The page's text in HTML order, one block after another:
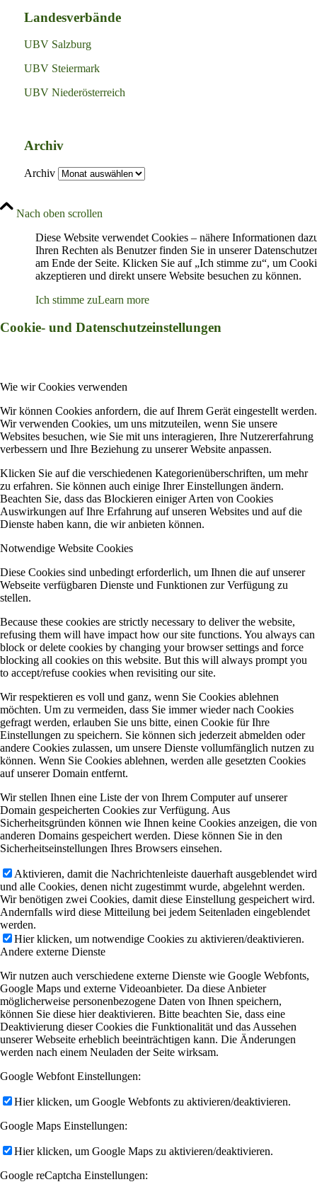
Landesverbände
UBV Salzburg
UBV Steiermark
UBV Niederösterreich
Archiv
Archiv
Nach oben scrollen
Diese Website verwendet Cookies – nähere Informationen
Ihren Rechten als Benutzer finden Sie in unserer
am Ende der Seite. Klicken Sie auf „Ich stimme zu“, um
akzeptieren und direkt unsere Website besuchen zu können.
Ich stimme zuLearn more
Cookie- und Datenschutzeinstellungen
Wie wir Cookies verwenden
Wir können Cookies anfordern, die auf Ihrem Gerät eingestellt werden.
Wir verwenden Cookies, um uns mitzuteilen, wenn Sie unsere
Websites besuchen, wie Sie mit uns interagieren, Ihre Nutzererfahrung
verbessern und Ihre Beziehung zu unserer Website anpassen.
Klicken Sie auf die verschiedenen Kategorienüberschriften, um mehr
zu erfahren. Sie können auch einige Ihrer Einstellungen ändern.
Beachten Sie, dass das Blockieren einiger Arten von Cookies
Auswirkungen auf Ihre Erfahrung auf unseren Websites und auf die
Dienste haben kann, die wir anbieten können.
Notwendige Website Cookies
Diese Cookies sind unbedingt erforderlich, um Ihnen die auf unserer
Webseite verfügbaren Dienste und Funktionen zur Verfügung zu
stellen.
Because these cookies are strictly necessary to deliver the website,
refusing them will have impact how our site functions. You always can
block or delete cookies by changing your browser settings and force
blocking all cookies on this website. But this will always prompt you
to accept/refuse cookies when revisiting our site.
Wir respektieren es voll und ganz, wenn Sie Cookies ablehnen
möchten. Um zu vermeiden, dass Sie immer wieder nach Cookies
gefragt werden, erlauben Sie uns bitte, einen Cookie für Ihre
Einstellungen zu speichern. Sie können sich jederzeit abmelden oder
andere Cookies zulassen, um unsere Dienste vollumfänglich nutzen zu
können. Wenn Sie Cookies ablehnen, werden alle gesetzten Cookies
auf unserer Domain entfernt.
Wir stellen Ihnen eine Liste der von Ihrem Computer auf unserer
Domain gespeicherten Cookies zur Verfügung. Aus
Sicherheitsgründen können wie Ihnen keine Cookies anzeigen, die von
anderen Domains gespeichert werden. Diese können Sie in den
Sicherheitseinstellungen Ihres Browsers einsehen.
Aktivieren, damit die Nachrichtenleiste dauerhaft ausgeblendet wird
und alle Cookies, denen nicht zugestimmt wurde, abgelehnt werden.
Wir benötigen zwei Cookies, damit diese Einstellung gespeichert wird.
Andernfalls wird diese Mitteilung bei jedem Seitenladen eingeblendet
werden.
Hier klicken, um notwendige Cookies zu aktivieren/deaktivieren.
Andere externe Dienste
Wir nutzen auch verschiedene externe Dienste wie Google Webfonts,
Google Maps und externe Videoanbieter. Da diese Anbieter
möglicherweise personenbezogene Daten von Ihnen speichern,
können Sie diese hier deaktivieren. Bitte beachten Sie, dass eine
Deaktivierung dieser Cookies die Funktionalität und das Aussehen
unserer Webseite erheblich beeinträchtigen kann. Die Änderungen
werden nach einem Neuladen der Seite wirksam.
Google Webfont Einstellungen:
Hier klicken, um Google Webfonts zu aktivieren/deaktivieren.
Google Maps Einstellungen:
Hier klicken, um Google Maps zu aktivieren/deaktivieren.
Google reCaptcha Einstellungen: